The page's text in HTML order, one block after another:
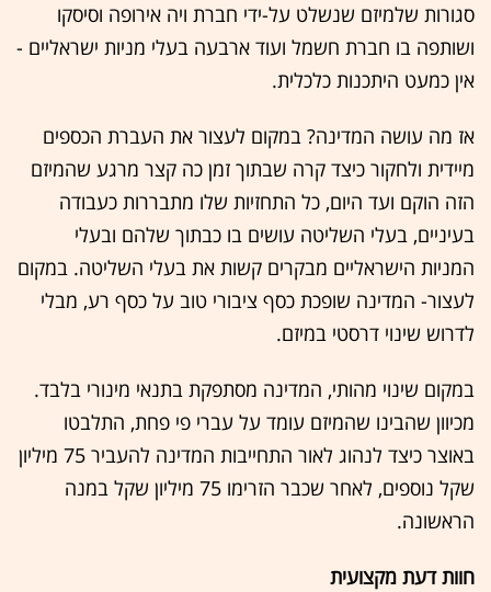
סגורות שלמיזם שנשלט על-ידי חברת ויה אירופה וסיסקו
ושותפה בו חברת חשמל ועוד ארבעה בעלי מניות ישראליים -
אין כמעט היתכנות כלכלית.
אז מה עושה המדינה? במקום לעצור את העברת הכספים
מיידית ולחקור כיצד קרה שבתוך זמן כה קצר מרגע שהמיזם
הזה הוקם ועד היום, כל התחזיות שלו מתבררות כעבודה
בעיניים, בעלי השליטה עושים בו כבתוך שלהם ובעלי
המניות הישראליים מבקרים קשות את בעלי השליטה. במקום
לעצור- המדינה שופכת כסף ציבורי טוב על כסף רע, מבלי
לדרוש שינוי דרסטי במיזם.
במקום שינוי מהותי, המדינה מסתפקת בתנאי מינורי בלבד.
מכיוון שהבינו שהמיזם עומד על עברי פי פחת, התלבטו
באוצר כיצד לנהוג לאור התחייבות המדינה להעביר 75 מיליון
שקל נוספים, לאחר שכבר הזרימו 75 מיליון שקל במנה
הראשונה.
חוות דעת מקצועית